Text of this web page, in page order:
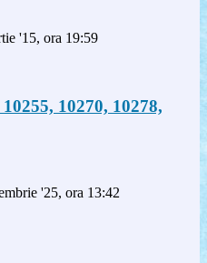
'15, ora 19:59
10270, 10278,
'25, ora 13:42